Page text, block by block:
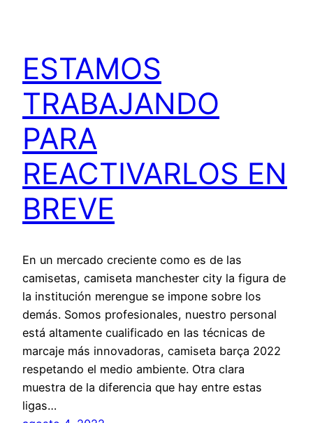
ESTAMOS
TRABAJANDO
PARA
REACTIVARLOS EN
BREVE
En un mercado creciente como es de las
camisetas, camiseta manchester city la figura de
la institución merengue se impone sobre los
demás. Somos profesionales, nuestro personal
está altamente cualificado en las técnicas de
marcaje más innovadoras, camiseta barça 2022
respetando el medio ambiente. Otra clara
muestra de la diferencia que hay entre estas
ligas…